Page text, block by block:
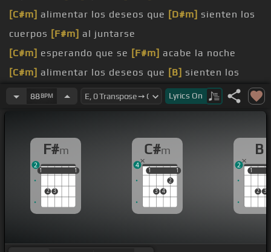
[C#m] alimentar los deseos que [D#m] sienten los
cuerpos [F#m] al juntarse
[C#m] esperando que se [F#m] acabe la noche
[C#m] alimentar los deseos que [B] sienten los
cuerpos[F#m]
al juntarse
[F#m]agarre
piense tanto,
ella me grita que esto
está[F#m]a ser
88BPM Lyrics On
F#m
1
2 3
1
1 1
2
C#m
1
3 4
2
1
1 1
4
B
1
2 3
1
2